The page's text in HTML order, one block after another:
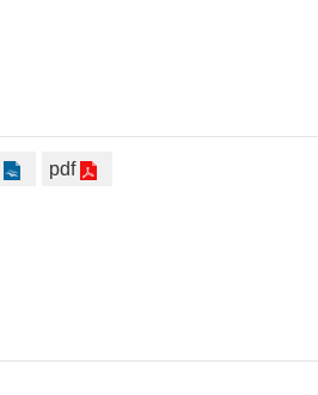
pdf